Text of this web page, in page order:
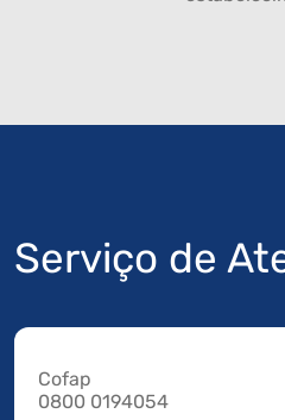
Serviço de
Cofap
0800 0194054